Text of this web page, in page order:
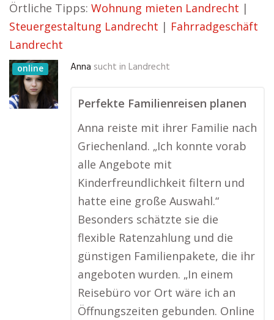
Örtliche Tipps: Wohnung mieten Landrecht |
Steuergestaltung Landrecht | Fahrradgeschäft
Landrecht
online Anna sucht in Landrecht
Perfekte Familienreisen planen
Anna reiste mit ihrer Familie nach
Griechenland. „Ich konnte vorab
alle Angebote mit
Kinderfreundlichkeit filtern und
hatte eine große Auswahl.“
Besonders schätzte sie die
flexible Ratenzahlung und die
günstigen Familienpakete, die ihr
angeboten wurden. „In einem
Reisebüro vor Ort wäre ich an
Öffnungszeiten gebunden. Online